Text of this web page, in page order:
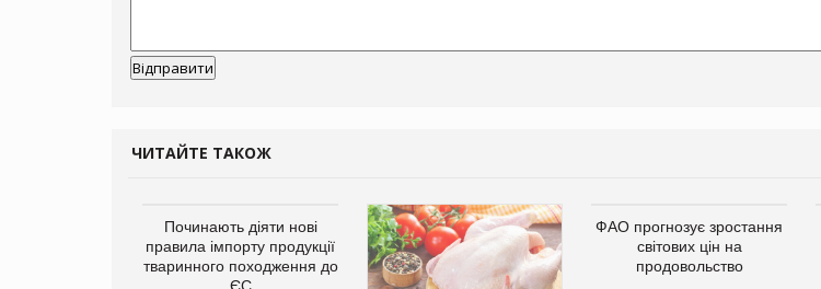
ЧИТАЙТЕ ТАКОЖ
Починають діяти нові
правила імпорту продукції
тваринного походження до
ФАО прогнозує зростання
світових цін на
продовольство